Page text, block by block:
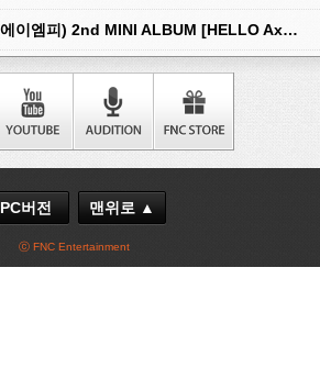
[예약 판매] AxMxP (에이엠피) 2nd MINI ALBUM [HELLO AxMxP] 예약 판매 안내
PC버전 맨위로 ▲
ⓒ FNC Entertainment